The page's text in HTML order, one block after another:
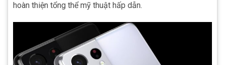
hoàn thiện tổng thể mỹ thuật hấp dẫn.